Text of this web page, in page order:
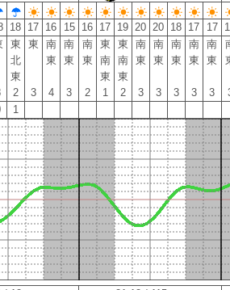
18 17 16 15 16 17 19 20 20 18 17 17
東
北
東
2
東
3
南
東
4
南
東
3
南
東
2
東
南
東
1
東
南
東
2
南
東
3
南
東
3
南
東
3
南
東
3
南
東
3
1